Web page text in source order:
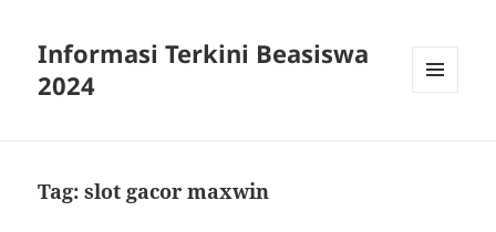
Informasi Terkini Beasiswa
2024
Tag:slot gacor maxwin